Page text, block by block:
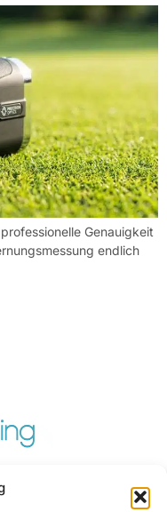
Genauigkeit
endlich